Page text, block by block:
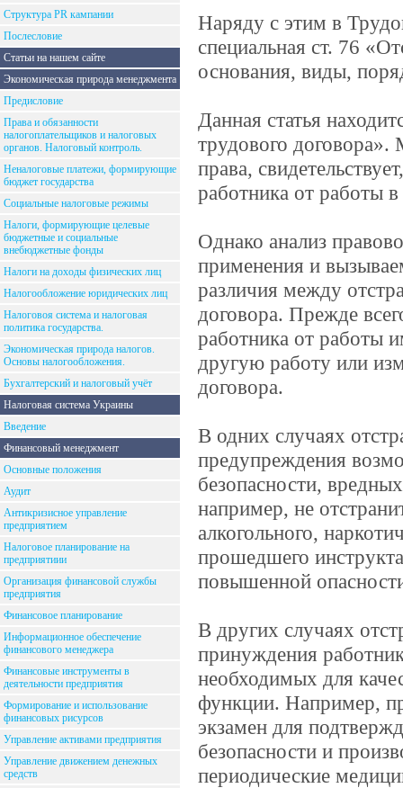
Структура PR кампании
Послесловие
Статьи на нашем сайте
Экономическая природа менеджмента
Предисловие
Права и обязанности
налогоплательщиков и налоговых
органов. Налоговый контроль.
Неналоговые платежи, формирующие
бюджет государства
Социальные налоговые режимы
Налоги, формирующие целевые
бюджетные и социальные
внебюджетные фонды
Налоги на доходы физических лиц
Налогообложение юридических лиц
Налоговоя система и налоговая
политика государства.
Экономическая природа налогов.
Основы налогообложения.
Бухгалтерский и налоговый учёт
Налоговая система Украины
Введение
Финансовый менеджмент
Основные положения
Аудит
Антикризисное управление
предприятием
Налоговое планирование на
предприятиии
Организация финансовой службы
предприятия
Финансовое планирование
Информационное обеспечение
финансового менеджера
Финансовые инструменты в
деятельности предприятия
Формирование и использование
финансовых рисурсов
Управление активами предприятия
Управление движением денежных
средств
Наряду с этим в
специальная ст. 76
основания, виды,
Данная статья
трудового договора».
права,
работника от работы
Однако анализ
применения и
различия между
договора. Прежде
работника от работы
другую работу или
договора.
В одних случаях
предупреждения
безопасности,
например, не
алкогольного,
прошедшего
повышенной
В других случаях
принуждения
необходимых для
функции. Например,
экзамен для
безопасности и
периодические